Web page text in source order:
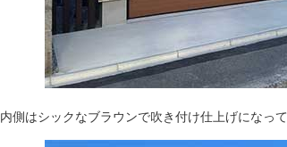
内側はシックなブラウンで吹き付け仕上げになって